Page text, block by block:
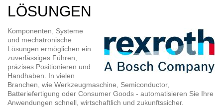
LÖSUNGEN
Komponenten, Systeme
und mechatronische
Lösungen ermöglichen ein
zuverlässiges Führen,
präzises Positionieren und
Handhaben. In vielen
Branchen, wie Werkzeugmaschine, Semiconductor,
Batteriefertigung oder Consumer Goods - automatisieren Sie Ihre
Anwendungen schnell, wirtschaftlich und zukunftssicher.